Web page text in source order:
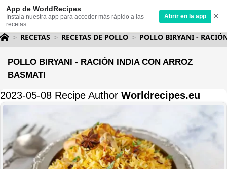
App de WorldRecipes
Instala nuestra app para acceder más rápido a las
recetas.
Abrir en la app ×
RECETAS RECETAS DE POLLO POLLO BIRYANI -
POLLO BIRYANI - RACIÓN INDIA CON ARROZ
BASMATI
2023-05-08 Recipe Author Worldrecipes.eu